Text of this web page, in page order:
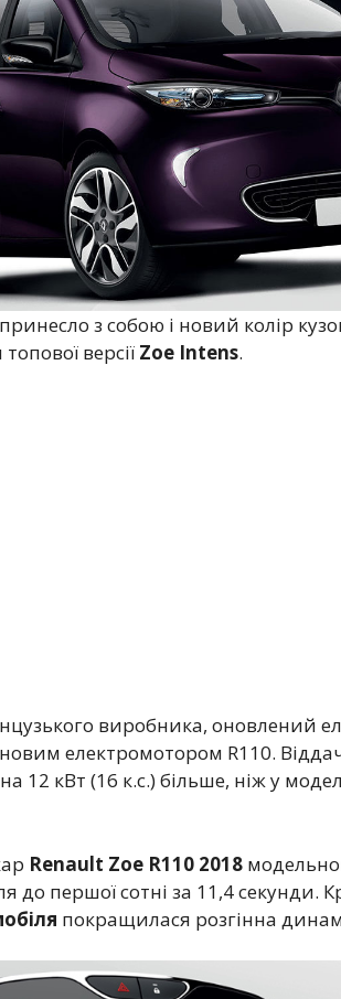
з собою і новий колір
версії Zoe Intens.
виробника, оновлений
електромотором R110.
12 кВт (16 к.с.) більше, ніж у
Renault Zoe R110 2018
до першої сотні за 11,4 секунди.
покращилася розгінна